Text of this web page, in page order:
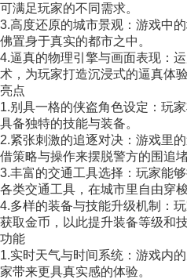
可满足玩家的不同需求。
3.高度还原的城市景观：游戏中
佛置身于真实的都市之中。
4.逼真的物理引擎与画面表现：
术，为玩家打造沉浸式的逼真体验
亮点
1.别具一格的侠盗角色设定：玩
具备独特的技能与装备。
2.紧张刺激的追逐对决：游戏里
借策略与操作来摆脱警方的围追堵
3.丰富的交通工具选择：玩家能
各类交通工具，在城市里自由穿梭
4.多样的装备与技能升级机制：
获取金币，以此提升装备等级和技
功能
1.实时天气与时间系统：游戏内
家带来更具真实感的体验。